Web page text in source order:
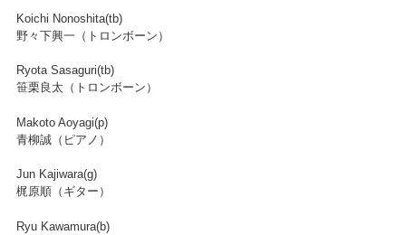
Koichi Nonoshita(tb)
野々下興一（トロンボーン）
Ryota Sasaguri(tb)
笹栗良太（トロンボーン）
Makoto Aoyagi(p)
青柳誠（ピアノ）
Jun Kajiwara(g)
梶原順（ギター）
Ryu Kawamura(b)